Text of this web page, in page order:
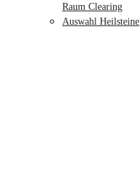
Raum Clearing
Auswahl Heilsteine